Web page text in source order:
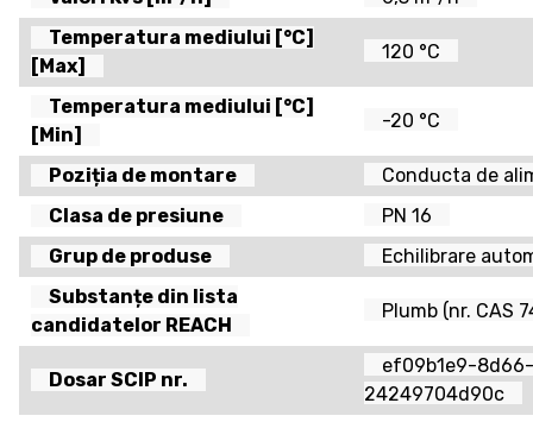
Temperatura mediului [°C]
[Max]
120 °C
Temperatura mediului [°C]
[Min]
-20 °C
Poziția de montare
Conducta de
Clasa de presiune
PN 16
Grup de produse
Echilibrare
Substanțe din lista
candidatelor REACH
Plumb (nr. CAS
Dosar SCIP nr.
ef09b1e9-
24249704d90c